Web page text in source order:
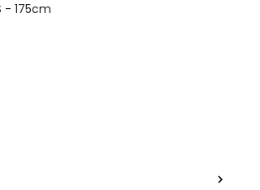
- 175cm